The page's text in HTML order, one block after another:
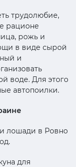
трудолюбие,
рационе
рожь и
в виде сырой
и
воде. Для этого
автопоилки.
лошади в Ровно
для